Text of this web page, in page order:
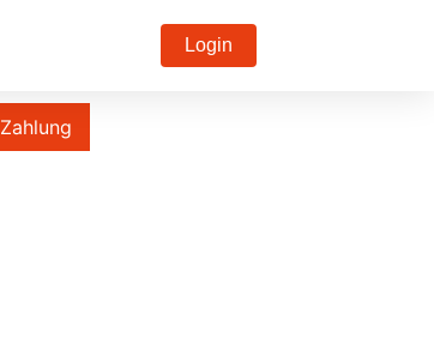
Login